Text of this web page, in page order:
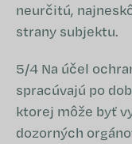
neurčitú,
strany subjektu.
5/4 Na účel
spracúvajú po
ktorej môže byť
dozorných